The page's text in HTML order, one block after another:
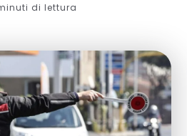
di lettura